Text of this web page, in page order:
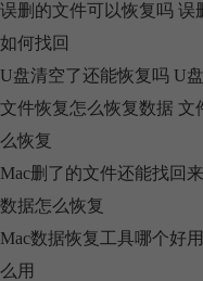
误删的文件可以恢复吗 误
如何找回
U盘清空了还能恢复吗 U
文件恢复怎么恢复数据 文
么恢复
Mac删了的文件还能找回
数据怎么恢复
Mac数据恢复工具哪个好
么用